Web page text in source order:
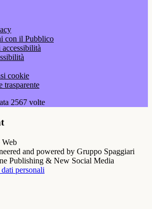
con il Pubblico
cookie
trasparente
2567 volte
and powered by Gruppo Spaggiari
Publishing & New Social Media
personali